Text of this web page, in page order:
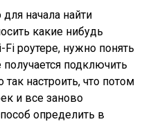
начала найти
какие нибудь
Fi роутере, нужно понять
подключить
настроить, что потом
и все заново
определить в